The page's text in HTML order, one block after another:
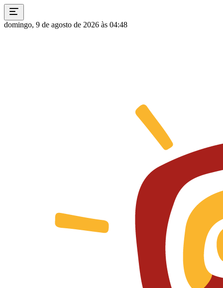
domingo, 9 de agosto de 2026 às 04:48